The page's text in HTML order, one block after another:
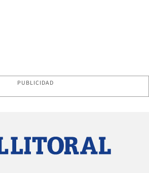
PUBLICIDAD